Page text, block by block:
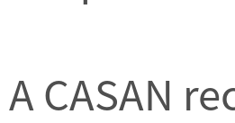
A CASAN